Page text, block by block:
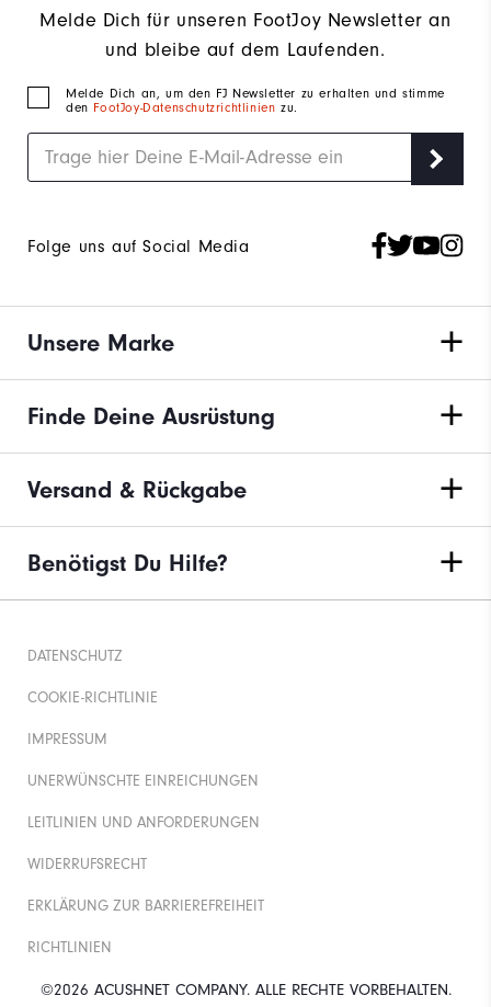
Melde Dich für unseren FootJoy Newsletter an
und bleibe auf dem Laufenden.
Melde Dich an, um den FJ Newsletter zu erhalten und stimme
den FootJoy-Datenschutzrichtlinienzu.
Folge uns auf Social Media
Unsere Marke
Finde Deine Ausrüstung
Versand & Rückgabe
Benötigst Du Hilfe?
©2026 ACUSHNET COMPANY. ALLE RECHTE VORBEHALTEN.
DATENSCHUTZ
COOKIE-RICHTLINIE
IMPRESSUM
UNERWÜNSCHTE EINREICHUNGEN
LEITLINIEN UND ANFORDERUNGEN
WIDERRUFSRECHT
ERKLÄRUNG ZUR BARRIEREFREIHEIT
RICHTLINIEN